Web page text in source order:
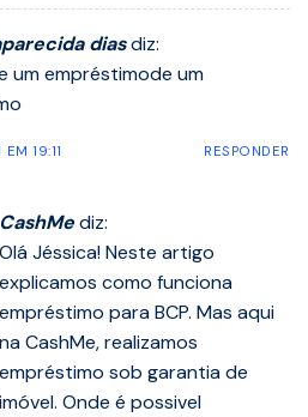
dias diz:
um empréstimode um
19:11 RESPONDER
CashMe diz:
Olá Jéssica! Neste artigo
explicamos como funciona
empréstimo para BCP. Mas aqui
na CashMe, realizamos
empréstimo sob garantia de
imóvel. Onde é possivel